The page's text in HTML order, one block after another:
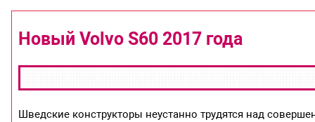
Новый Volvo S60 2017 года
Шведские конструкторы неустанно трудятся над